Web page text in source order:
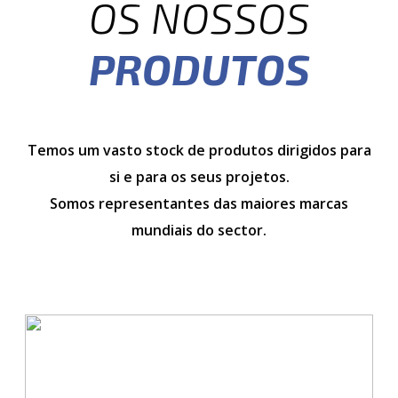
OS NOSSOS
PRODUTOS
Temos um vasto stock de produtos dirigidos para
si e para os seus projetos.
Somos representantes das maiores marcas
mundiais do sector.